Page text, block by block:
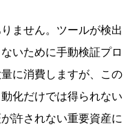
ません。ツールが検出
いために手動検証プロ
に消費しますが、この
化だけでは得られない
許されない重要資産に